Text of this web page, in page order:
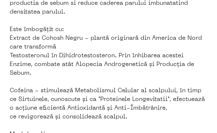
productia de sebum si reduce caderea parului imbunatatind
densitatea parului.
Este îmbogățit cu:
Extract de Cohosh Negru - plantă originară din America de Nord
care transformă
Testosteronul în Dihidrotestosteron. Prin înhibarea acestei
Enzime, combate atât Alopecia Androgenetică și Producția de
Sebum.
Cofeina - stimulează Metabolismul Celular al scalpului, în timp
ce Sirtuinele, cunoscute și ca "Proteinele Longevitatii", efectuează
o acțiune eficientă Antioxidantă și Anti-Îmbătrânire,
ce revigorează și consolidează scalpul.